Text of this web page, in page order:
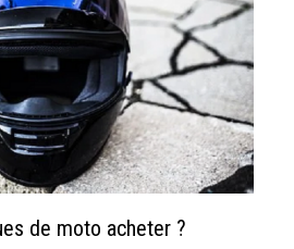
de moto acheter ?